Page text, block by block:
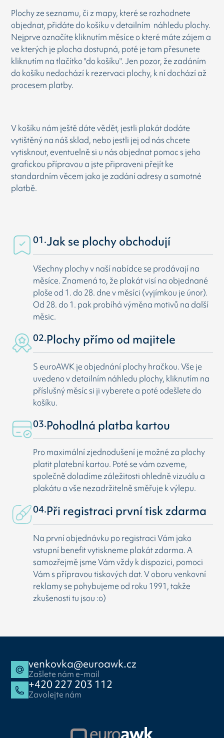
Plochy ze seznamu, či z mapy, které se rozhodnete
objednat, přidáte do košíku v detailním náhledu plochy.
Nejprve označíte kliknutím měsíce o které máte zájem a
ve kterých je plocha dostupná, poté je tam přesunete
kliknutím na tlačítko "do košíku". Jen pozor, že zadáním
do košíku nedochází k rezervaci plochy, k ní dochází až
procesem platby.
V košíku nám ještě dáte vědět, jestli plakát dodáte
vytištěný na náš sklad, nebo jestli jej od nás chcete
vytisknout, eventuelně si u nás objednat pomoc s jeho
grafickou přípravou a jste připraveni přejít ke
standardním věcem jako je zadání adresy a samotné
platbě.
01.Jak se plochy obchodují
Všechny plochy v naší nabídce se prodávají na
měsíce. Znamená to, že plakát visí na objednané
ploše od 1. do 28. dne v měsíci (vyjímkou je únor).
Od 28. do 1. pak probíhá výměna motivů na další
měsic.
02.Plochy přímo od majitele
S euroAWK je objednání plochy hračkou. Vše je
uvedeno v detailním náhledu plochy, kliknutím na
příslušný měsíc si ji vyberete a poté odešlete do
košíku.
03.Pohodlná platba kartou
Pro maximální zjednodušení je možné za plochy
platit platební kartou. Poté se vám ozveme,
společně doladíme záležitosti ohledně vizuálu a
plakátu a vše nezadržitelně směřuje k výlepu.
04.Při registraci první tisk zdarma
Na první objednávku po registraci Vám jako
vstupní benefit vytiskneme plakát zdarma. A
samozřejmě jsme Vám vždy k dispozici, pomoci
Vám s přípravou tiskových dat. V oboru venkovní
reklamy se pohybujeme od roku 1991, takže
zkušenosti tu jsou :o)
venkovka@euroawk.cz
Zašlete nám e-mail
+420 227 203 112
Zavolejte nám